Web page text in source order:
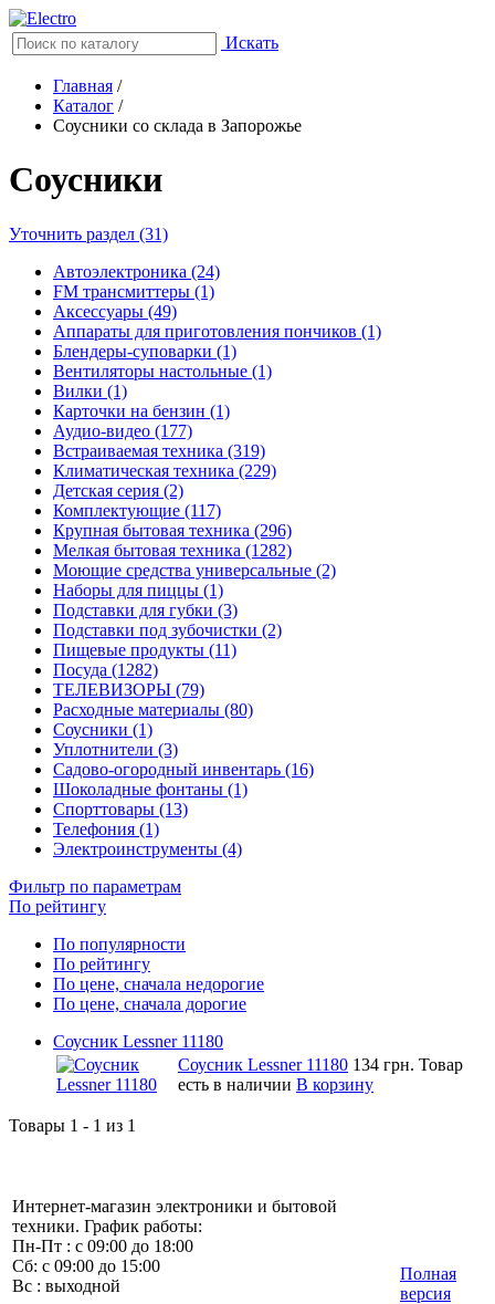
Искать
Главная /
Каталог /
Соусники со склада в Запорожье
Соусники
Уточнить раздел (31)
Автоэлектроника (24)
FM трансмиттеры (1)
Аксессуары (49)
Аппараты для приготовления пончиков (1)
Блендеры-суповарки (1)
Вентиляторы настольные (1)
Вилки (1)
Карточки на бензин (1)
Аудио-видео (177)
Встраиваемая техника (319)
Климатическая техника (229)
Детская серия (2)
Комплектующие (117)
Крупная бытовая техника (296)
Мелкая бытовая техника (1282)
Моющие средства универсальные (2)
Наборы для пиццы (1)
Подставки для губки (3)
Подставки под зубочистки (2)
Пищевые продукты (11)
Посуда (1282)
ТЕЛЕВИЗОРЫ (79)
Расходные материалы (80)
Соусники (1)
Уплотнители (3)
Садово-огородный инвентарь (16)
Шоколадные фонтаны (1)
Спорттовары (13)
Телефония (1)
Электроинструменты (4)
Фильтр по параметрам
По рейтингу
По популярности
По рейтингу
По цене, сначала недорогие
По цене, сначала дорогие
Соусник Lessner 11180
Соусник Lessner 11180 134 грн. Товар
есть в наличии В корзину
Товары 1 - 1 из 1
Интернет-магазин электроники и бытовой
техники. График работы:
Пн-Пт : с 09:00 до 18:00
Сб: с 09:00 до 15:00
Вс : выходной
Полная
версия